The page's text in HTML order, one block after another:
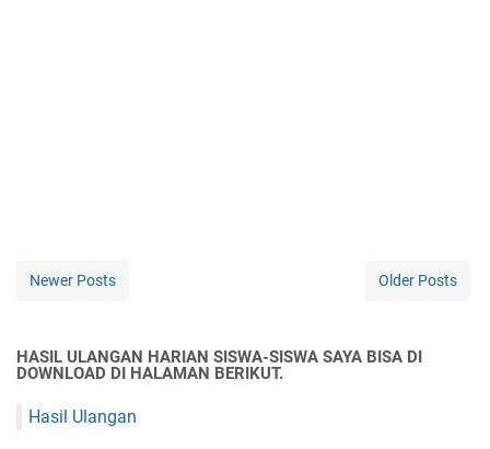
Newer Posts Older Posts
HASIL ULANGAN HARIAN SISWA-SISWA SAYA BISA DI
DOWNLOAD DI HALAMAN BERIKUT.
Hasil Ulangan